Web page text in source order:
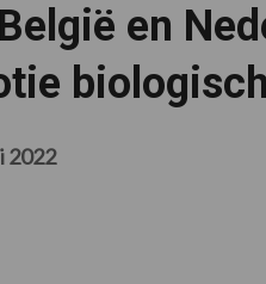
en
biologisch
2022